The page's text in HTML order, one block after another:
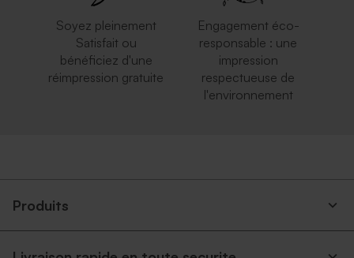
Soyez pleinement
Satisfait ou
bénéficiez d'une
réimpression gratuite
Engagement éco-
responsable : une
impression
respectueuse de
l'environnement
Produits